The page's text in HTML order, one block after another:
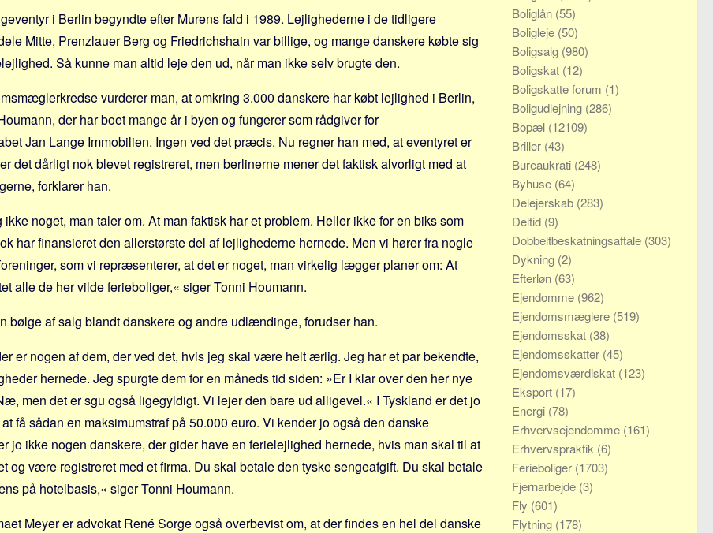
i Berlin begyndte efter Murens fald i 1989. Lejlighederne i de tidligere
Mitte, Prenz­lauer Berg og Friedrichshain var billige, og mange danskere købte sig
Så kunne man altid leje den ud, når man ikke selv brugte den.
vurderer man, at omkring 3.000 danskere har købt lejlighed i Berlin,
der har boet mange år i byen og fungerer som rådgiver for
Jan Lange Immobilien. Ingen ved det præcis. Nu regner han med, at eventyret er
det dårligt nok blevet registreret, men berlinerne mener det faktisk alvorligt med at
forklarer han.
ikke noget, man taler om. At man faktisk har et problem. Heller ikke for en biks som
har finansieret den allerstørste del af lejlighederne hernede. Men vi hører fra nogle
som vi repræsenterer, at det er noget, man virkelig lægger planer om: At
alle de her vilde ferie­boliger,« siger Tonni Houmann.
bølge af salg blandt danskere og andre udlændinge, forudser han.
er nogen af dem, der ved det, hvis jeg skal være helt ærlig. Jeg har et par bekendte,
hernede. Jeg spurgte dem for en måneds tid siden: »Er I klar over den her nye
men det er sgu også ligegyldigt. Vi lejer den bare ud alligevel.« I Tyskland er det jo
få sådan en maksimumstraf på 50.000 euro. Vi kender jo også den danske
jo ikke nogen danskere, der gider have en ferielejlighed hernede, hvis man skal til at
og være registreret med et firma. Du skal betale den tyske sengeafgift. Du skal betale
på hotelbasis,« siger Tonni Houmann.
Meyer er advokat René Sorge også overbevist om, at der findes en hel del danske
Boliglån (55)
Boligleje (50)
Boligsalg (980)
Boligskat (12)
Boligskatte forum (1)
Boligudlejning (286)
Bopæl (12109)
Briller (43)
Bureaukrati (248)
Byhuse (64)
Delejerskab (283)
Deltid (9)
Dobbeltbeskatningsaftale (303)
Dykning (2)
Efterløn (63)
Ejendomme (962)
Ejendomsmæglere (519)
Ejendomsskat (38)
Ejendomsskatter (45)
Ejendomsværdiskat (123)
Eksport (17)
Energi (78)
Erhvervsejendomme (161)
Erhvervspraktik (6)
Ferieboliger (1703)
Fjernarbejde (3)
Fly (601)
Flytning (178)